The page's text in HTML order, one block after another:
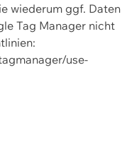
wiederum ggf. Daten
Tag Manager nicht
use-